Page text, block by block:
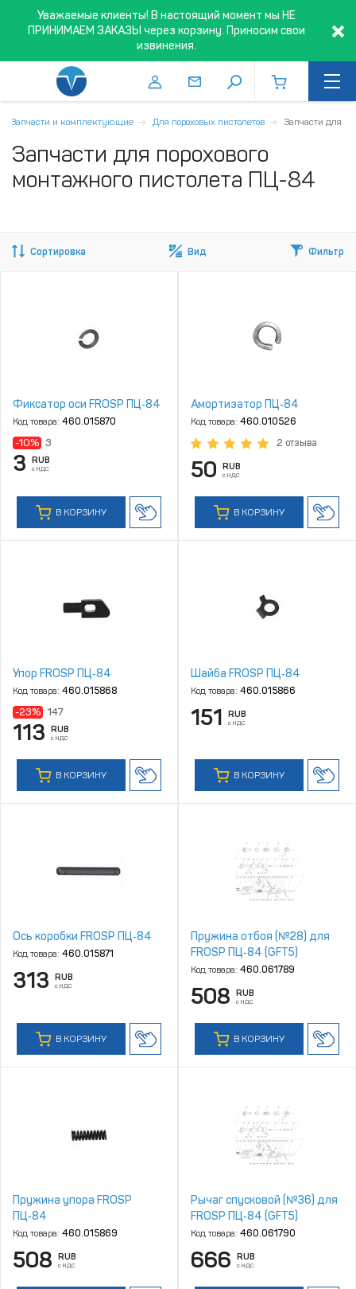
Уважаемые клиенты! В настоящий момент мы НЕ
ПРИНИМАЕМ ЗАКАЗЫ через корзину. Приносим свои
извинения.
Запчасти и комплектующие Для пороховых пистолетов Запчасти для
Запчасти для порохового
монтажного пистолета ПЦ-84
Сортировка Вид Фильтр
Фиксатор оси FROSP ПЦ‑84
Код товара: 460.015870
-10% 3
3 RUB
с НДС
В КОРЗИНУ
Амортизатор ПЦ‑84
Код товара: 460.010526
2 отзыва
50 RUB
с НДС
В КОРЗИНУ
Упор FROSP ПЦ‑84
Код товара: 460.015868
-23% 147
113 RUB
с НДС
В КОРЗИНУ
Шайба FROSP ПЦ‑84
Код товара: 460.015866
151 RUB
с НДС
В КОРЗИНУ
Ось коробки FROSP ПЦ‑84
Код товара: 460.015871
313 RUB
с НДС
В КОРЗИНУ
Пружина отбоя (№28) для
FROSP ПЦ‑84 (GFT5)
Код товара: 460.061789
508 RUB
с НДС
В КОРЗИНУ
Пружина упора FROSP
ПЦ‑84
Код товара: 460.015869
508 RUB
с НДС
Рычаг спусковой (№36) для
FROSP ПЦ‑84 (GFT5)
Код товара: 460.061790
666 RUB
с НДС